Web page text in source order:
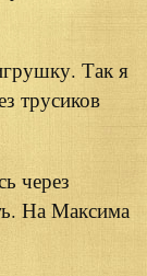
Так я
трусиков
через
На Максима